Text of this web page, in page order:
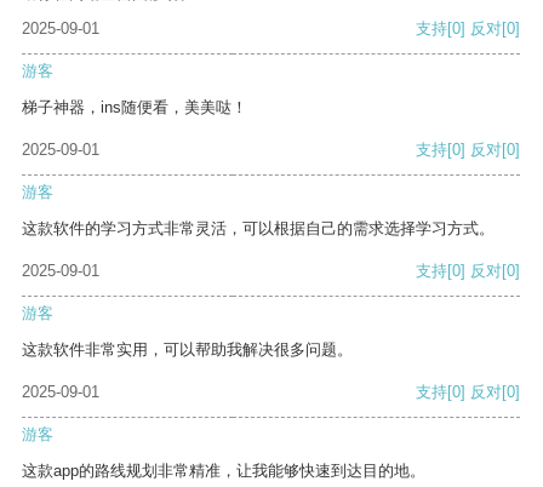
2025-09-01
支持[0] 反对[0]
游客
梯子神器，ins随便看，美美哒！
2025-09-01 支持[0] 反对[0]
游客
这款软件的学习方式非常灵活，可以根据自己的需求选择学习方式。
2025-09-01 支持[0] 反对[0]
游客
这款软件非常实用，可以帮助我解决很多问题。
2025-09-01 支持[0] 反对[0]
游客
这款app的路线规划非常精准，让我能够快速到达目的地。